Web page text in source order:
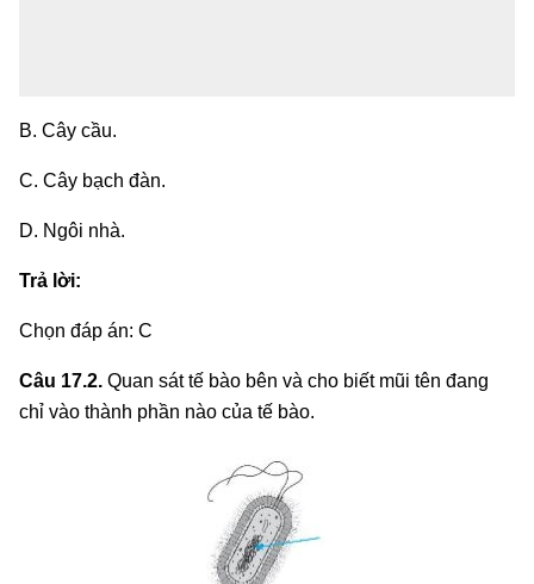
B. Cây cầu.
C. Cây bạch đàn.
D. Ngôi nhà.
Trả lời:
Chọn đáp án: C
Câu 17.2. Quan sát tế bào bên và cho biết mũi tên đang
chỉ vào thành phần nào của tế bào.